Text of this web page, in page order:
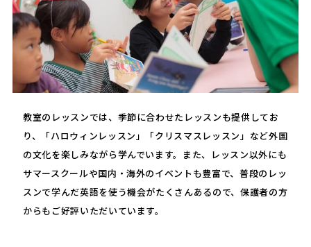
教室のレッスンでは、季節に合わせたレッスンも提供してお
り、「ハロウィンレッスン」「クリスマスレッスン」など外国
の文化を楽しみながら学んでいます。また、レッスン以外にも
サマースクールや国内・海外のイベントも豊富で、普段のレッ
スンで学んだ英語を使う機会がたくさんあるので、保護者の方
からもご好評いただいています。